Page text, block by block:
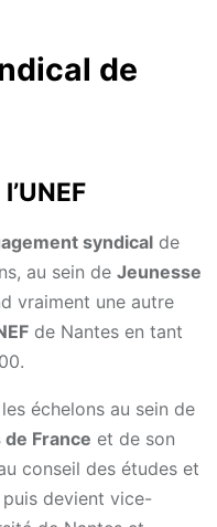
de
syndical de
au sein de Jeunesse
vraiment une autre
de Nantes en tant
échelons au sein de
France et de son
conseil des études et
devient vice-